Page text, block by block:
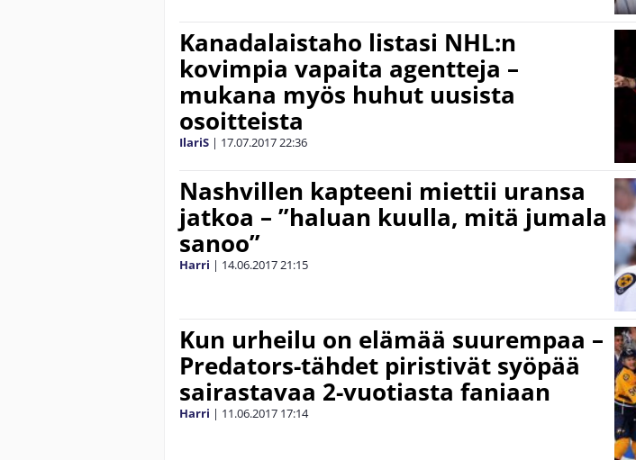
Kanadalaistaho listasi NHL:n
kovimpia vapaita agentteja –
mukana myös huhut uusista
osoitteista
IlariS | 17.07.201722:36
Nashvillen kapteeni miettii uransa
jatkoa – ”haluan kuulla, mitä jumala
sanoo”
Harri | 14.06.201721:15
Kun urheilu on elämää suurempaa –
Predators-tähdet piristivät syöpää
sairastavaa 2-vuotiasta faniaan
Harri | 11.06.2017 17:14